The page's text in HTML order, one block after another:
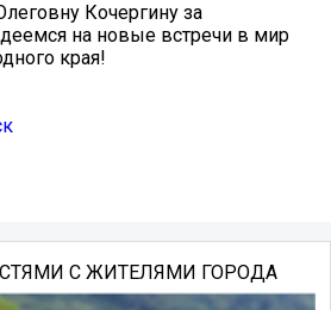
Кочергину за
на новые встречи в мир
края!
С ЖИТЕЛЯМИ ГОРОДА